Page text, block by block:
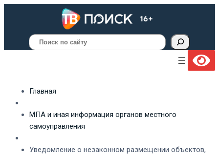
Поиск
Главная
МПА и иная информация органов местного
самоуправления
Уведомление о незаконном размещении объектов,